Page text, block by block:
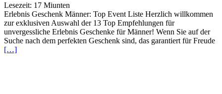
Lesezeit: 17 Miunten
Erlebnis Geschenk Männer: Top Event Liste Herzlich willkommen
zur exklusiven Auswahl der 13 Top Empfehlungen für
unvergessliche Erlebnis Geschenke für Männer! Wenn Sie auf der
Suche nach dem perfekten Geschenk sind, das garantiert für Freude
[…]